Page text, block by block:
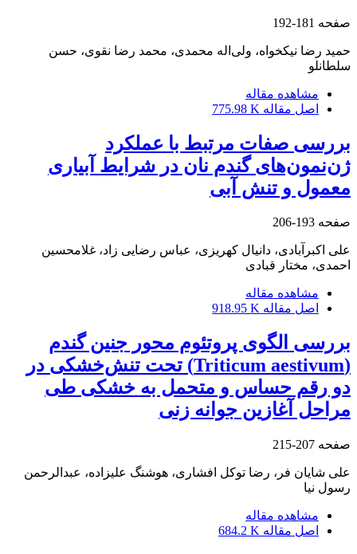
صفحه 181-192
حمید رضا نیکخواه، ولی‌اله محمدی، محمد رضا نقوی، حسن
سلطانلو
مشاهده مقاله
اصل مقاله 775.98 K
بررسی صفات مرتبط با عملکرد
ژن‌نمون‌های گندم نان در شرایط آبیاری
معمول و تنش آبی
صفحه 193-206
علی اکبرآبادی، دانیال کهریزی، عباس رضایی زاد، غلامحسین
احمدی، مختار قبادی
مشاهده مقاله
اصل مقاله 918.95 K
بررسی الگوی پروتئوم محور جنین گندم
(Triticum aestivum) تحت تنش‌خشکی در
دو رقم حساس و متحمل به خشکی طی
مراحل آغازین جوانه زنی
صفحه 207-215
علی شایان فر، رضا توکل افشاری، هوشنگ علیزاده، عبدالرحمن
رسول نیا
مشاهده مقاله
اصل مقاله 684.2 K